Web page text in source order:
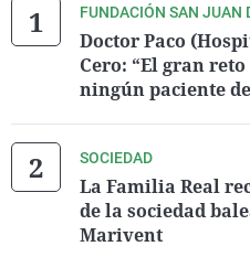
FUNDACIÓN SAN JUAN
Doctor Paco
Cero: “El gran
ningún paciente
SOCIEDAD
La Familia Real
de la sociedad
Marivent